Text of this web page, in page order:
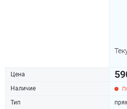
Цена
Наличие
Тип